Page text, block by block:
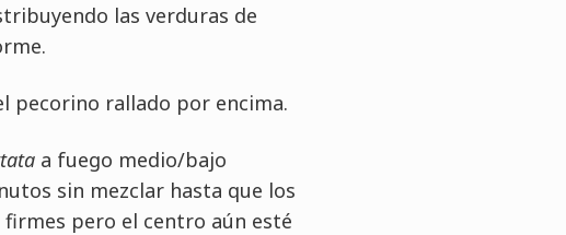
las verduras de
pecorino rallado por encima.
a fuego medio/bajo
sin mezclar hasta que los
pero el centro aún esté